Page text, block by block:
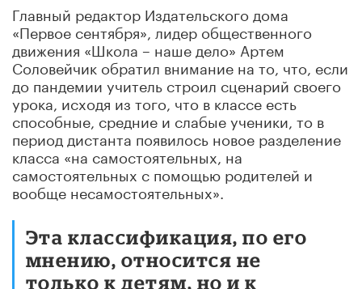
Главный редактор Издательского дома
«Первое сентября», лидер общественного
движения «Школа – наше дело» Артем
Соловейчик обратил внимание на то, что, если
до пандемии учитель строил сценарий своего
урока, исходя из того, что в классе есть
способные, средние и слабые ученики, то в
период дистанта появилось новое разделение
класса «на самостоятельных, на
самостоятельных с помощью родителей и
вообще несамостоятельных».
Эта классификация, по его
мнению, относится не
только к детям, но и к